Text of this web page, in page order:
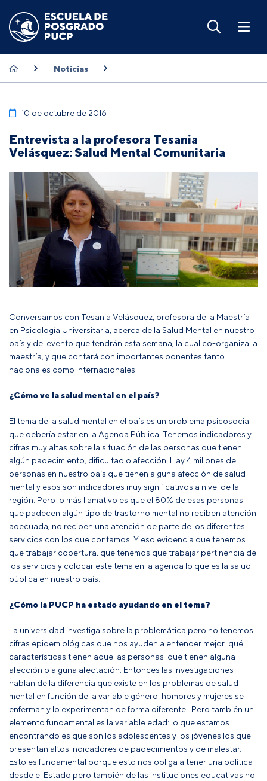
Noticias
10 de octubre de 2016
Entrevista a la profesora Tesania
Velásquez: Salud Mental Comunitaria
Conversamos con Tesania Velásquez, profesora de la Maestría
en Psicología Universitaria, acerca de la Salud Mental en nuestro
país y del evento que tendrán esta semana, la cual co-organiza la
maestría, y que contará con importantes ponentes tanto
nacionales como internacionales.
¿Cómo ve la salud mental en el país?
El tema de la salud mental en el país es un problema psicosocial
que debería estar en la Agenda Pública. Tenemos indicadores y
cifras muy altas sobre la situación de las personas que tienen
algún padecimiento, dificultad o afección. Hay 4 millones de
personas en nuestro país que tienen alguna afección de salud
mental y esos son indicadores muy significativos a nivel de la
región. Pero lo más llamativo es que el 80% de esas personas
que padecen algún tipo de trastorno mental no reciben atención
adecuada, no reciben una atención de parte de los diferentes
servicios con los que contamos. Y eso evidencia que tenemos
que trabajar cobertura, que tenemos que trabajar pertinencia de
los servicios y colocar este tema en la agenda lo que es la salud
pública en nuestro país.
¿Cómo la PUCP ha estado ayudando en el tema?
La universidad investiga sobre la problemática pero no tenemos
cifras epidemiológicas que nos ayuden a entender mejor qué
características tienen aquellas personas que tienen alguna
afección o alguna afectación. Entonces las investigaciones
hablan de la diferencia que existe en los problemas de salud
mental en función de la variable género: hombres y mujeres se
enferman y lo experimentan de forma diferente. Pero también un
elemento fundamental es la variable edad: lo que estamos
encontrando es que son los adolescentes y los jóvenes los que
presentan altos indicadores de padecimientos y de malestar.
Esto es fundamental porque esto nos obliga a tener una política
desde el Estado pero también de las instituciones educativas no